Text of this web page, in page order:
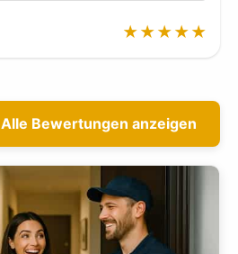
★★★★★
Alle Bewertungen anzeigen